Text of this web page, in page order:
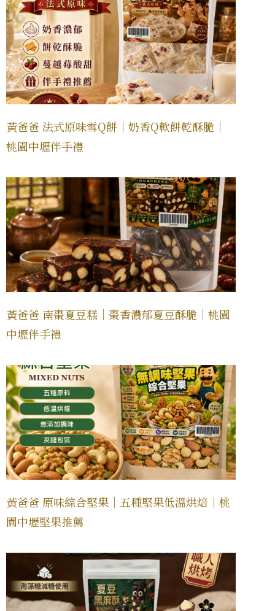
黃爸爸 法式原味雪Q餅｜奶香Q軟餅乾酥脆｜
桃園中壢伴手禮
黃爸爸 南棗夏豆糕｜棗香濃郁夏豆酥脆｜桃園
中壢伴手禮
黃爸爸 原味綜合堅果｜五種堅果低溫烘焙｜桃
園中壢堅果推薦